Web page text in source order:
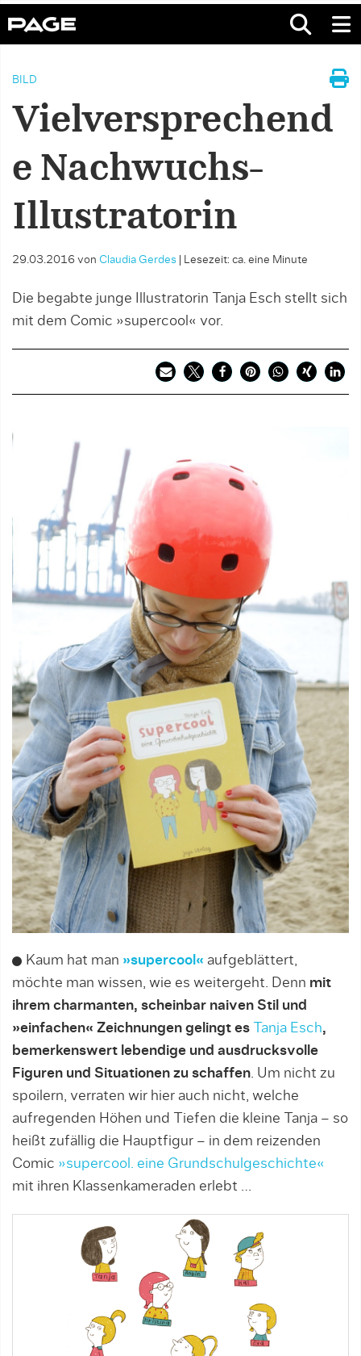
BILD
Vielversprechend
e Nachwuchs-
Illustratorin
29.03.2016 von Claudia Gerdes Lesezeit: ca. eine Minute
Die begabte junge Illustratorin Tanja Esch stellt sich
mit dem Comic »supercool« vor.
Kaum hat man »supercool« aufgeblättert,
möchte man wissen, wie es weitergeht. Denn mit
ihrem charmanten, scheinbar naiven Stil und
»einfachen« Zeichnungen gelingt es
Tanja Esch,
bemerkenswert lebendige und ausdrucksvolle
Figuren und Situationen zu schaffen. Um nicht zu
spoilern, verraten wir hier auch nicht, welche
aufregenden Höhen und Tiefen die kleine Tanja – so
heißt zufällig die Hauptfigur – in dem reizenden
Comic »supercool. eine Grundschulgeschichte«
mit ihren Klassenkameraden erlebt …